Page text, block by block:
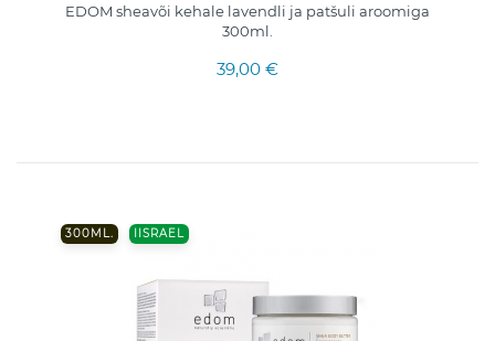
EDOM sheavõi kehale lavendli ja patšuli aroomiga
300ml.
39,00 €
300ML. IISRAEL